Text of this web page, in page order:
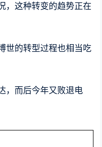
，这种转变的趋势正在
世的转型过程也相当吃
，而后今年又败退电